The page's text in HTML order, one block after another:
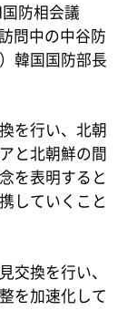
防相会議
問中の中谷防
韓国国防部長
を行い、北朝
と北朝鮮の間
を表明すると
していくこと
換を行い、
を加速化して